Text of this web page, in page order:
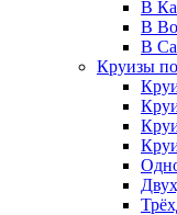
В
В
В
Круизы